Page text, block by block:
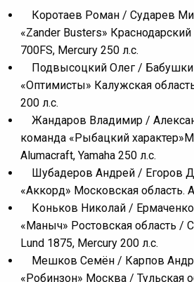
Коротаев Роман / Сударев
«Zander Busters»
700FS, Mercury 250 л.с.
Подвысоцкий Олег /
«Оптимисты» Калужская
200 л.с.
Жандаров Владимир /
команда «Рыбацкий
Alumacraft, Yamaha 250 л.с.
Шубадеров Андрей / Егоров
«Аккорд» Московская область.
Коньков Николай /
«Маныч» Ростовская область /
Lund 1875, Mercury 200 л.с.
Мешков Семён / Карпов
«Робинзон» Москва / Тульская